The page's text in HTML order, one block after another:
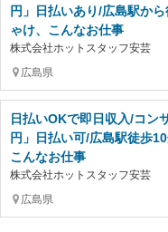
円」日払いあり/広島駅か
ゃけ、こんなお仕事
株式会社ホットスタッフ安芸
広島県
日払いOKで即日収入/コン
円」日払い可/広島駅徒歩
こんなお仕事
株式会社ホットスタッフ安芸
広島県